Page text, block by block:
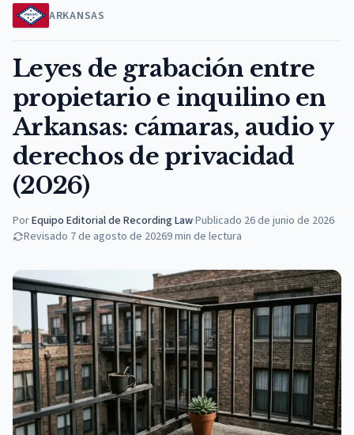
ARKANSAS
Leyes de grabación entre
propietario e inquilino en
Arkansas: cámaras, audio y
derechos de privacidad
(2026)
PorEquipo Editorial de Recording Law·Publicado 26 de junio de 2026
Revisado 7 de agosto de 20269min de lectura